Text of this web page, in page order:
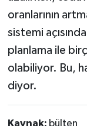
oranlarının
sistemi
planlama ile
olabiliyor. Bu,
diyor.
Kaynak: bülten